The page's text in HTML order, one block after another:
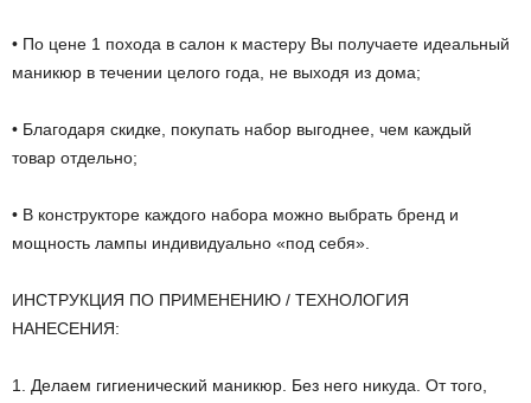
• По цене 1 похода в салон к мастеру Вы получаете идеальный
маникюр в течении целого года, не выходя из дома;
• Благодаря скидке, покупать набор выгоднее, чем каждый
товар отдельно;
• В конструкторе каждого набора можно выбрать бренд и
мощность лампы индивидуально «под себя».
ИНСТРУКЦИЯ ПО ПРИМЕНЕНИЮ / ТЕХНОЛОГИЯ
НАНЕСЕНИЯ:
1. Делаем гигиенический маникюр. Без него никуда. От того,